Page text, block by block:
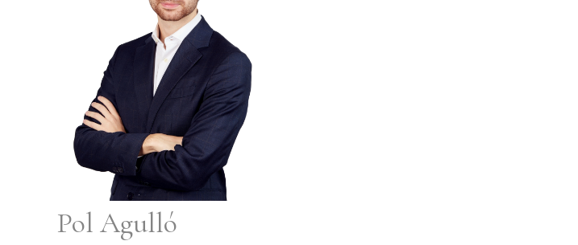
Pol Agulló